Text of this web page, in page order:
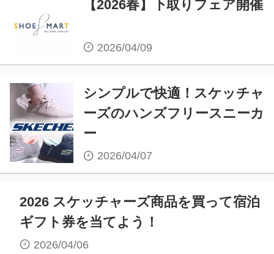
【2026春】下取りフェア開催
2026/04/09
シンプルで快適！スケッチャ
ーズのハンズフリースニーカ
ー
2026/04/07
2026 スケッチャーズ商品を買って宿泊
ギフト券を当てよう！
2026/04/06